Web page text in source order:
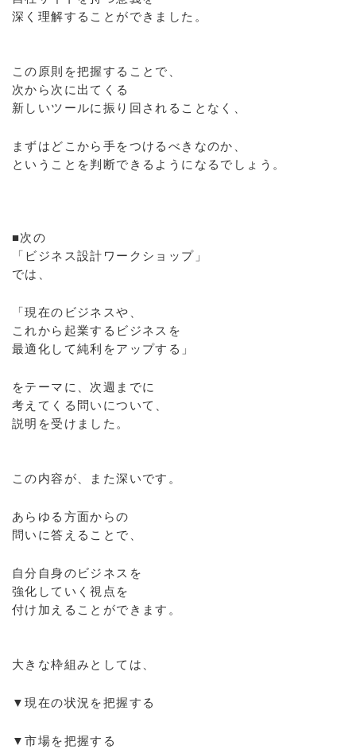
深く理解することができました。
この原則を把握することで、
次から次に出てくる
新しいツールに振り回されることなく、
まずはどこから手をつけるべきなのか、
ということを判断できるようになるでしょう。
■次の
「ビジネス設計ワークショップ」
では、
「現在のビジネスや、
これから起業するビジネスを
最適化して純利をアップする」
をテーマに、次週までに
考えてくる問いについて、
説明を受けました。
この内容が、また深いです。
あらゆる方面からの
問いに答えることで、
自分自身のビジネスを
強化していく視点を
付け加えることができます。
大きな枠組みとしては、
▼現在の状況を把握する
▼市場を把握する